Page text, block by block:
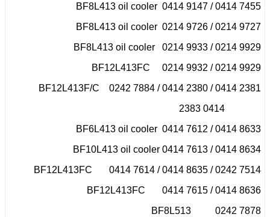
BF8L413 oil cooler 0414 9147 / 0414 7455
BF8L413 oil cooler 0214 9726 / 0214 9727
BF8L413 oil cooler 0214 9933 / 0214 9929
BF12L413FC 0214 9932 / 0214 9929
BF12L413F/C 0242 7884 / 0414 2380 / 0414 2381
BF6L413 oil cooler 0414 7612 / 0414 8633
BF10L413 oil cooler 0414 7613 / 0414 8634
BF12L413FC 0414 7614 / 0414 8635 / 0242 7514
BF12L413FC 0414 7615 / 0414 8636
BF8L513 0242 7878